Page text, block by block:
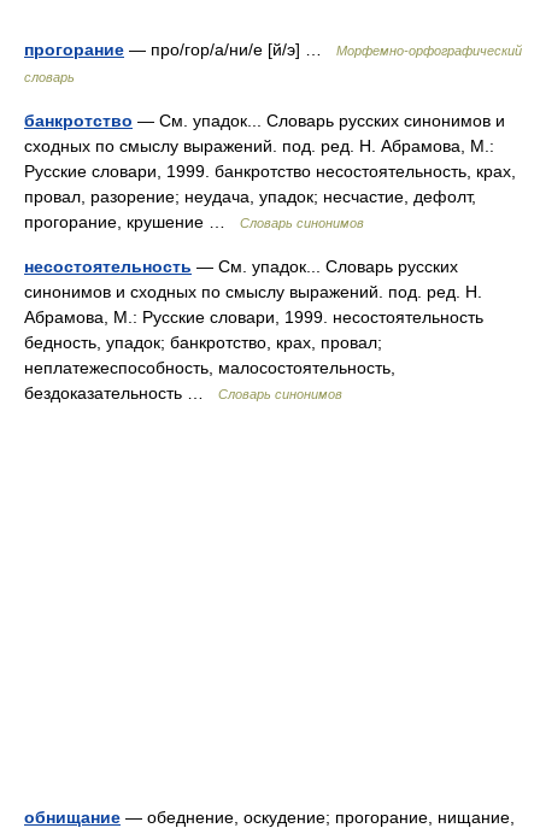
прогорание — про/гор/а/ни/е [й/э] …
Морфемно-орфографический
словарь
банкротство — См. упадок... Словарь русских синонимов и
сходных по смыслу выражений. под. ред. Н. Абрамова, М.:
Русские словари, 1999. банкротство несостоятельность, крах,
провал, разорение; неудача, упадок; несчастие, дефолт,
прогорание, крушение …
Словарь синонимов
несостоятельность — См. упадок... Словарь русских
синонимов и сходных по смыслу выражений. под. ред. Н.
Абрамова, М.: Русские словари, 1999. несостоятельность
бедность, упадок; банкротство, крах, провал;
неплатежеспособность, малосостоятельность,
бездоказательность …
Словарь синонимов
обнищание — обеднение, оскудение; прогорание, нищание,